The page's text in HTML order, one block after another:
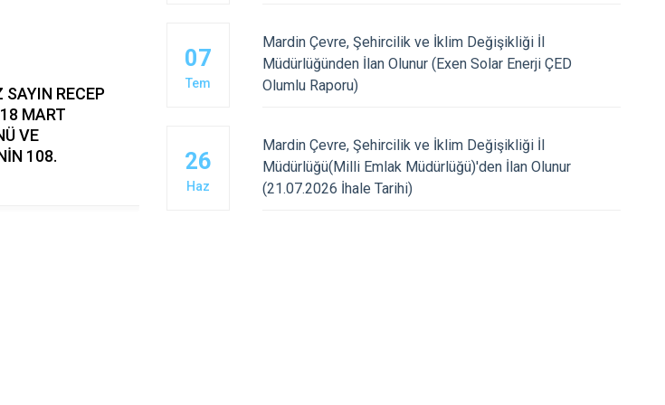
Artuklu
RECEP
MART
VE
108.
22.09.2021
Kaymakamlığımız Kurum Personeline
Yolları " Konulu Eğitim Verildi
23.10.2020
Konulu Eğitim Yapıldı
07
Tem
Mardin Çevre, Şehircilik ve İklim Değişikliği İl
Müdürlüğünden İlan Olunur (Exen Solar Enerji ÇED
Olumlu Raporu)
26
Haz
Mardin Çevre, Şehircilik ve İklim Değişikliği İl
Müdürlüğü(Milli Emlak Müdürlüğü)'den İlan Olunur
(21.07.2026 İhale Tarihi)